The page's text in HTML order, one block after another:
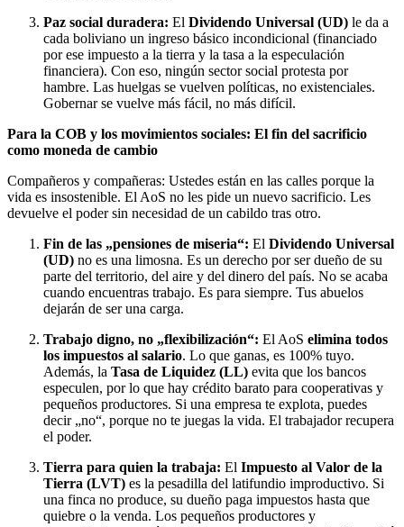
Paz social duradera: El Dividendo Universal (UD) le da a
cada boliviano un ingreso básico incondicional (financiado
por ese impuesto a la tierra y la tasa a la especulación
financiera). Con eso, ningún sector social protesta por
hambre. Las huelgas se vuelven políticas, no existenciales.
Gobernar se vuelve más fácil, no más difícil.
Para la COB y los movimientos sociales: El fin del sacrificio
como moneda de cambio
Compañeros y compañeras: Ustedes están en las calles porque la
vida es insostenible. El AoS no les pide un nuevo sacrificio. Les
devuelve el poder sin necesidad de un cabildo tras otro.
Fin de las „pensiones de miseria“: El Dividendo Universal
(UD) no es una limosna. Es un derecho por ser dueño de su
parte del territorio, del aire y del dinero del país. No se acaba
cuando encuentras trabajo. Es para siempre. Tus abuelos
dejarán de ser una carga.
Trabajo digno, no „flexibilización“: El AoS elimina todos
los impuestos al salario. Lo que ganas, es 100% tuyo.
Además, la Tasa de Liquidez (LL) evita que los bancos
especulen, por lo que hay crédito barato para cooperativas y
pequeños productores. Si una empresa te explota, puedes
decir „no“, porque no te juegas la vida. El trabajador recupera
el poder.
Tierra para quien la trabaja: El Impuesto al Valor de la
Tierra (LVT) es la pesadilla del latifundio improductivo. Si
una finca no produce, su dueño paga impuestos hasta que
quiebre o la venda. Los pequeños productores y